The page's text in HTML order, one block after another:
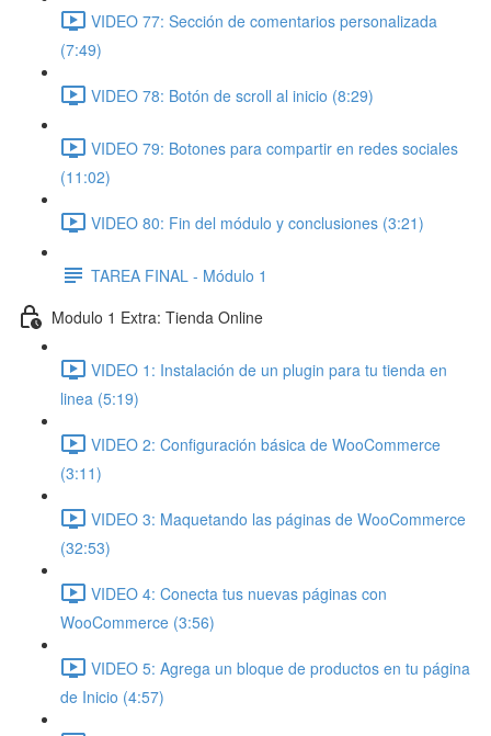
VIDEO 77: Sección de comentarios personalizada
(7:49)
VIDEO 78: Botón de scroll al inicio (8:29)
VIDEO 79: Botones para compartir en redes sociales
(11:02)
VIDEO 80: Fin del módulo y conclusiones (3:21)
TAREA FINAL - Módulo 1
Modulo 1 Extra: Tienda Online
VIDEO 1: Instalación de un plugin para tu tienda en
linea (5:19)
VIDEO 2: Configuración básica de WooCommerce
(3:11)
VIDEO 3: Maquetando las páginas de WooCommerce
(32:53)
VIDEO 4: Conecta tus nuevas páginas con
WooCommerce (3:56)
VIDEO 5: Agrega un bloque de productos en tu página
de Inicio (4:57)